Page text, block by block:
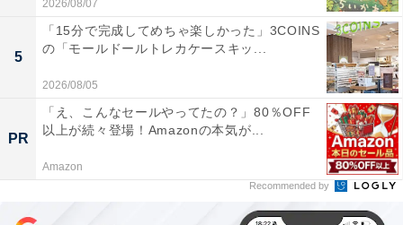
2026/08/07
5
「15分で完成してめちゃ楽しかった」3COINS
の「モールドールトレカケースキッ...
2026/08/05
PR
「え、こんなセールやってたの？」80％OFF
以上が続々登場！Amazonの本気が...
Amazon
Recommended by